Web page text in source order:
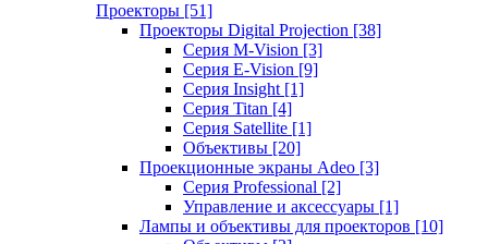
Проекторы [51]
Проекторы Digital Projection [38]
Серия M-Vision [3]
Серия E-Vision [9]
Серия Insight [1]
Серия Titan [4]
Серия Satellite [1]
Объективы [20]
Проекционные экраны Adeo [3]
Серия Professional [2]
Управление и аксессуары [1]
Лампы и объективы для проекторов [10]